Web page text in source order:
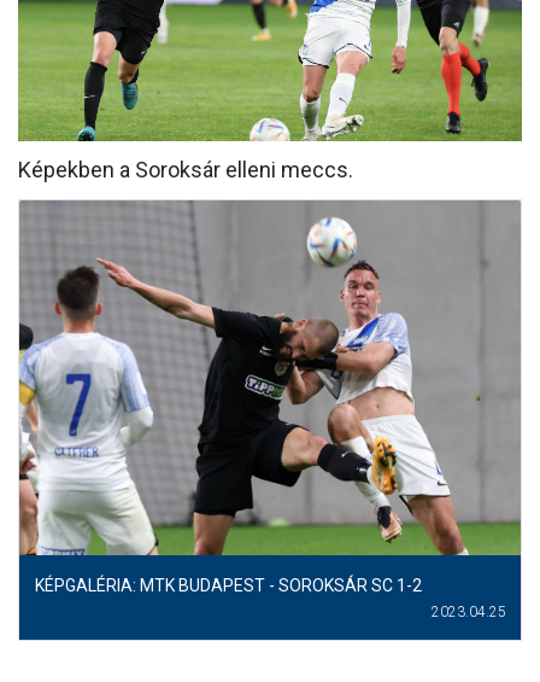
MÉRKŐZÉSEK
KLUB
GALÉRIA
SZURKOLÓI ÉLMÉNYEK
AKKREDITÁCIÓ
Képekben a Soroksár elleni meccs.
KÉPGALÉRIA: MTK BUDAPEST - SOROKSÁR SC 1-2
2023.04.25